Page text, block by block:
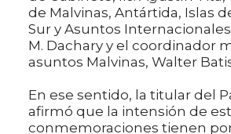
de Malvinas, Antártida, Islas
Sur y Asuntos
M. Dachary y el coordinador
asuntos Malvinas, Walter
En ese sentido, la titular del
afirmó que la intensión de
conmemoraciones tienen